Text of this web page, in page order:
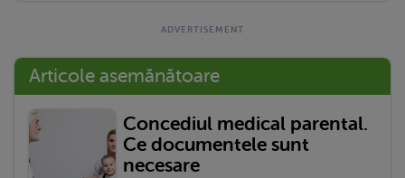
Articole asemănătoare
Concediul medical parental.
Ce documentele sunt
necesare